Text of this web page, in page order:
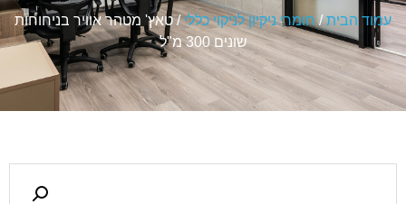
עמוד הבית/חומרי ניקיון לניקוי כללי/ טאץ' מטהר אוויר בניחוחות
שונים 300 מ"ל